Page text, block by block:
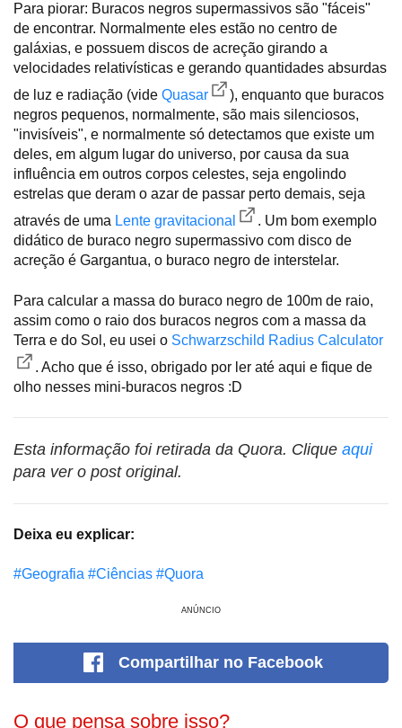
Para piorar: Buracos negros supermassivos são "fáceis"
de encontrar. Normalmente eles estão no centro de
galáxias, e possuem discos de acreção girando a
velocidades relativísticas e gerando quantidades absurdas
de luz e radiação (vide Quasar
), enquanto que buracos
negros pequenos, normalmente, são mais silenciosos,
"invisíveis", e normalmente só detectamos que existe um
deles, em algum lugar do universo, por causa da sua
influência em outros corpos celestes, seja engolindo
estrelas que deram o azar de passar perto demais, seja
através de uma Lente gravitacional
. Um bom exemplo
didático de buraco negro supermassivo com disco de
acreção é Gargantua, o buraco negro de interstelar.
Para calcular a massa do buraco negro de 100m de raio,
assim como o raio dos buracos negros com a massa da
Terra e do Sol, eu usei o Schwarzschild Radius Calculator
. Acho que é isso, obrigado por ler até aqui e fique de
olho nesses mini-buracos negros :D
Esta informação foi retirada da Quora. Clique aqui
para ver o post original.
Deixa eu explicar:
#Geografia #Ciências #Quora
ANÚNCIO
Compartilhar no Facebook
O que pensa sobre isso?